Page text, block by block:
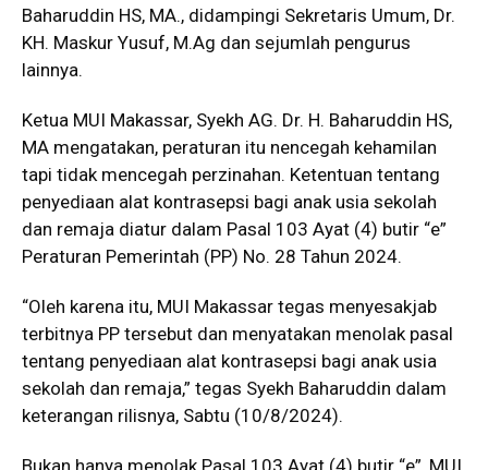
Baharuddin HS, MA., didampingi Sekretaris Umum, Dr.
KH. Maskur Yusuf, M.Ag dan sejumlah pengurus
lainnya.
Ketua MUI Makassar, Syekh AG. Dr. H. Baharuddin HS,
MA mengatakan, peraturan itu nencegah kehamilan
tapi tidak mencegah perzinahan. Ketentuan tentang
penyediaan alat kontrasepsi bagi anak usia sekolah
dan remaja diatur dalam Pasal 103 Ayat (4) butir “e”
Peraturan Pemerintah (PP) No. 28 Tahun 2024.
“Oleh karena itu, MUI Makassar tegas menyesakjab
terbitnya PP tersebut dan menyatakan menolak pasal
tentang penyediaan alat kontrasepsi bagi anak usia
sekolah dan remaja,” tegas Syekh Baharuddin dalam
keterangan rilisnya, Sabtu (10/8/2024).
Bukan hanya menolak Pasal 103 Ayat (4) butir “e”, MUI